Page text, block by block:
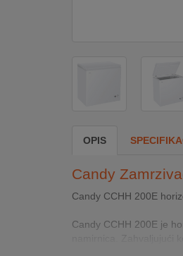
OPIS
Candy
Candy CCHH 200E
Candy CCHH 200E je